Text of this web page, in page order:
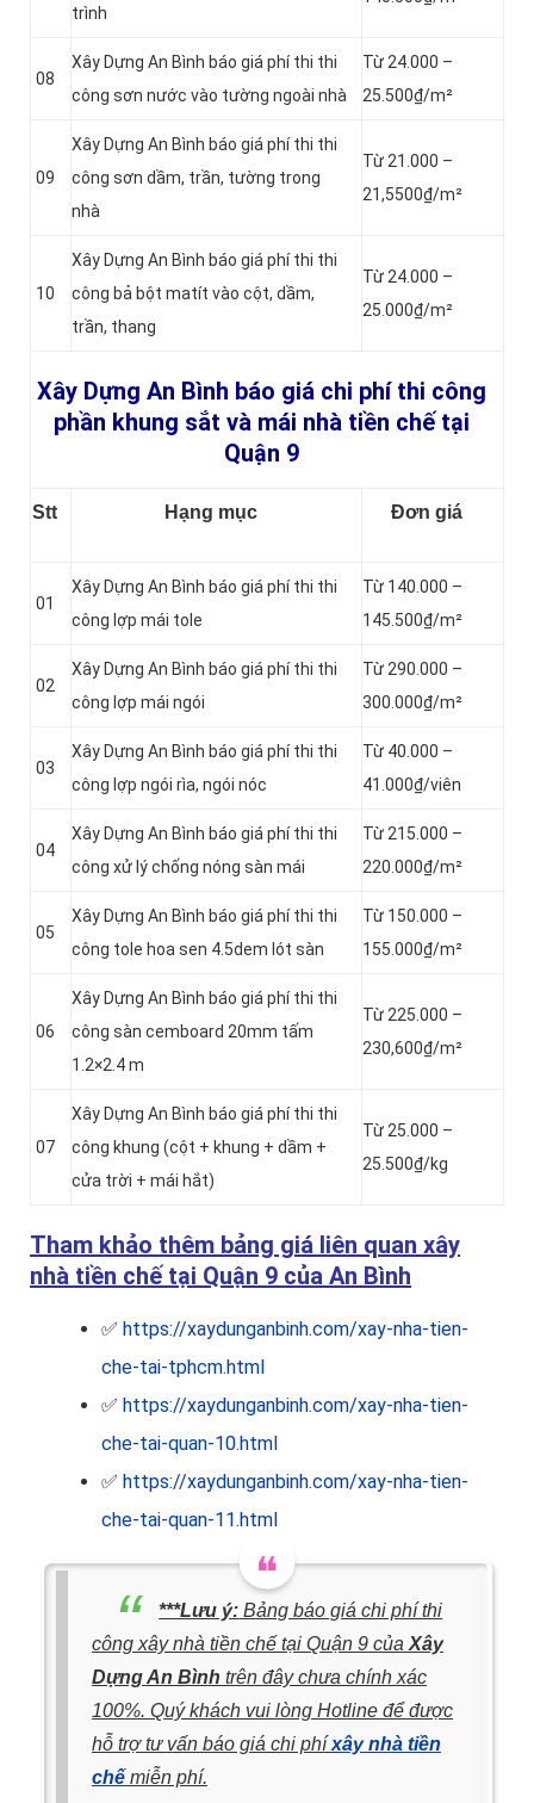
trình
08
Xây Dựng An Bình báo giá phí thi thi
công sơn nước vào tường ngoài nhà
Từ 24.000 –
25.500₫/m²
09
Xây Dựng An Bình báo giá phí thi thi
công sơn dầm, trần, tường trong
nhà
Từ 21.000 –
21,5500₫/m²
10
Xây Dựng An Bình báo giá phí thi thi
công bả bột matít vào cột, dầm,
trần, thang
Từ 24.000 –
25.000₫/m²
Xây Dựng An Bình báo giá chi phí thi công
phần khung sắt và mái nhà tiền chế tại
Quận 9
Stt Hạng mục Đơn giá
01
Xây Dựng An Bình báo giá phí thi thi
công lợp mái tole
Từ 140.000 –
145.500₫/m²
02
Xây Dựng An Bình báo giá phí thi thi
công lợp mái ngói
Từ 290.000 –
300.000₫/m²
03
Xây Dựng An Bình báo giá phí thi thi
công lợp ngói rìa, ngói nóc
Từ 40.000 –
41.000₫/viên
04
Xây Dựng An Bình báo giá phí thi thi
công xử lý chống nóng sàn mái
Từ 215.000 –
220.000₫/m²
05
Xây Dựng An Bình báo giá phí thi thi
công tole hoa sen 4.5dem lót sàn
Từ 150.000 –
155.000₫/m²
06
Xây Dựng An Bình báo giá phí thi thi
công sàn cemboard 20mm tấm
1.2×2.4 m
Từ 225.000 –
230,600₫/m²
07
Xây Dựng An Bình báo giá phí thi thi
công khung (cột + khung + dầm +
cửa trời + mái hắt)
Từ 25.000 –
25.500₫/kg
Tham khảo thêm bảng giá liên quan xây
nhà tiền chế tại Quận 9 của An Bình
✅ https://xaydunganbinh.com/xay-nha-tien-
che-tai-tphcm.html
✅ https://xaydunganbinh.com/xay-nha-tien-
che-tai-quan-10.html
✅ https://xaydunganbinh.com/xay-nha-tien-
che-tai-quan-11.html
***Lưu ý: Bảng báo giá chi phí thi
công xây nhà tiền chế tại Quận 9 của Xây
Dựng An Bình trên đây chưa chính xác
100%. Quý khách vui lòng Hotline để được
hỗ trợ tư vấn báo giá chi phíxây nhà tiền
chế miễn phí.